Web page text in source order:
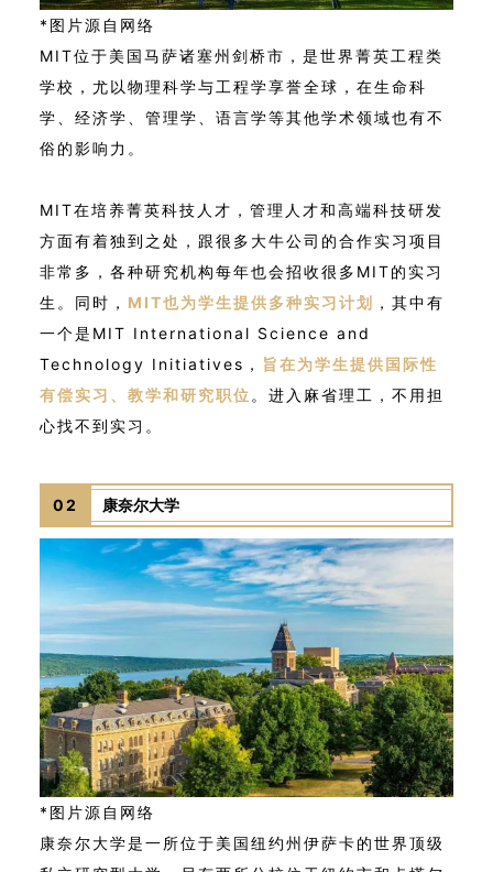
*图片源自网络
MIT位于美国马萨诸塞州剑桥市，是世界菁英工程类
学校，尤以物理科学与工程学享誉全球，在生命科
学、经济学、管理学、语言学等其他学术领域也有不
俗的影响力。
MIT在培养菁英科技人才，管理人才和高端科技研发
方面有着独到之处，跟很多大牛公司的合作实习项目
非常多，各种研究机构每年也会招收很多MIT的实习
生。同时， MIT也为学生提供多种实习计划 ，其中有
一个是MIT International Science and
Technology Initiatives， 旨在为学生提供国际性
有偿实习、教学和研究职位 。进入麻省理工，不用担
心找不到实习。
02 康奈尔大学
*图片源自网络
康奈尔大学是一所位于美国纽约州伊萨卡的世界顶级